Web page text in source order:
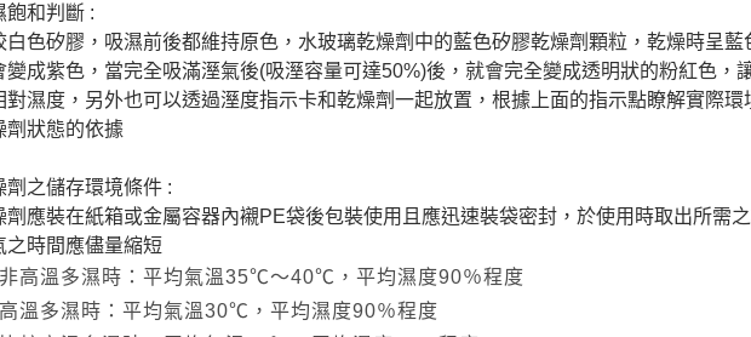
飽和判斷 :
白色矽膠，吸濕前後都維持原色，水玻璃乾燥劑中的藍色矽膠乾燥劑顆粒，乾燥時呈藍
變成紫色，當完全吸滿溼氣後(吸溼容量可達50%)後，就會完全變成透明狀的粉紅色，
對濕度，另外也可以透過溼度指示卡和乾燥劑一起放置，根據上面的指示點瞭解實際環
劑狀態的依據
劑之儲存環境條件 :
劑應裝在紙箱或金屬容器內襯PE袋後包裝使用且應迅速裝袋密封，於使用時取出所需
之時間應儘量縮短
非高溫多濕時：平均氣溫35℃～40℃，平均濕度90％程度
高溫多濕時：平均氣溫30℃，平均濕度90％程度